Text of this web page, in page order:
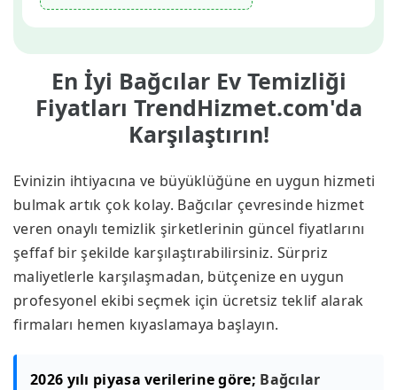
En İyi Bağcılar Ev Temizliği
Fiyatları TrendHizmet.com'da
Karşılaştırın!
Evinizin ihtiyacına ve büyüklüğüne en uygun hizmeti
bulmak artık çok kolay. Bağcılar çevresinde hizmet
veren onaylı temizlik şirketlerinin güncel fiyatlarını
şeffaf bir şekilde karşılaştırabilirsiniz. Sürpriz
maliyetlerle karşılaşmadan, bütçenize en uygun
profesyonel ekibi seçmek için ücretsiz teklif alarak
firmaları hemen kıyaslamaya başlayın.
2026 yılı piyasa verilerine göre; Bağcılar